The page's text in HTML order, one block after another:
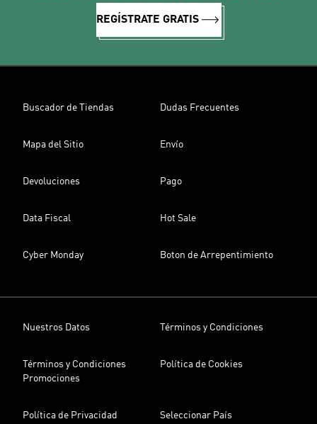
REGÍSTRATE GRATIS
Buscador de Tiendas Dudas Frecuentes
Mapa del Sitio Envío
Devoluciones Pago
Data Fiscal Hot Sale
Cyber Monday Boton de Arrepentimiento
Nuestros Datos Términos y Condiciones
Términos y Condiciones
Promociones
Política de Cookies
Política de Privacidad Seleccionar País